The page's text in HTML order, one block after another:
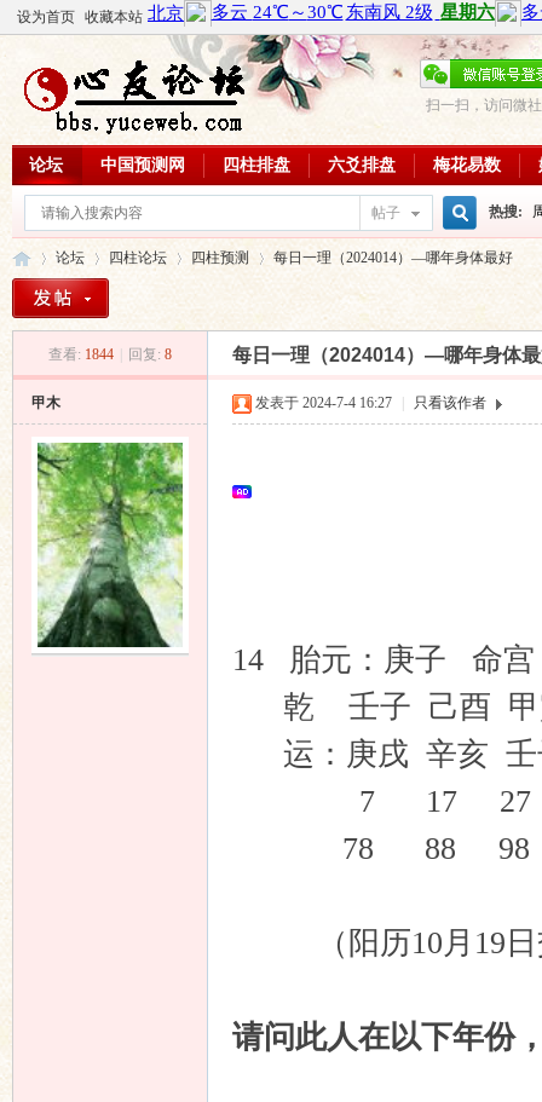
设为首页 收藏本站
扫一扫，访问微
论坛 中国预测网 四柱排盘 六爻排盘 梅花易数
帖子
搜
索
热搜:
周易教
每日一
论坛
›
四柱论坛
›
四柱预测
›
每日一理（2024014）—哪年身体最好
查看: 1844 回复: 8 每日一理（2024014）—哪年身体
甲木 发表于 2024-7-4 16:27 只看该作者
14 胎元：庚子 命宫
乾 壬子 己酉 甲
运：庚戌 辛亥 壬
7 17 27
78 88 98
（阳历10月19日
请问此人在以下年份